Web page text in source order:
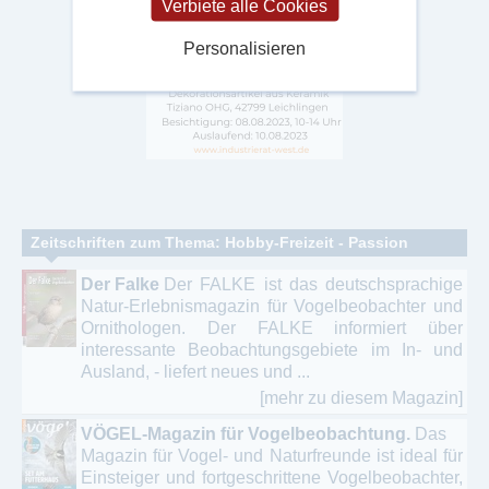
Zeitschriften zum Thema: Hobby-Freizeit - Passion
Der Falke Der FALKE ist das deutschsprachige
Natur-Erlebnismagazin für Vogelbeobachter und
Ornithologen. Der FALKE informiert über
interessante Beobachtungsgebiete im In- und
Ausland, - liefert neues und ...
[mehr zu diesem Magazin]
VÖGEL-Magazin für Vogelbeobachtung. Das
Magazin für Vogel- und Naturfreunde ist ideal für
Einsteiger und fortgeschrittene Vogelbeobachter,
Verbiete alle Cookies
Personalisieren